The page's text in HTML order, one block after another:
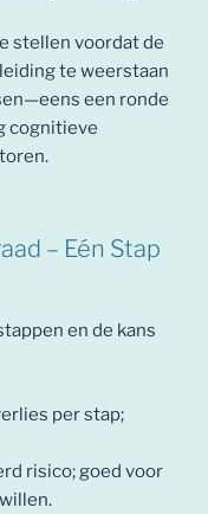
stellen voordat de
te weerstaan
een ronde
cognitieve
– Eén Stap
en de kans
per stap;
risico; goed voor